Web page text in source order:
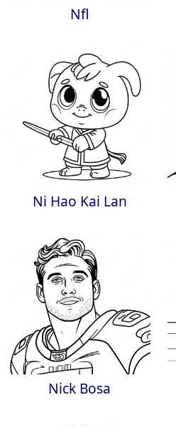
Nfl
Ni Hao Kai Lan
Nick Bosa